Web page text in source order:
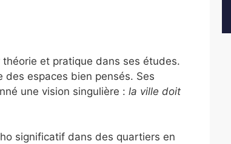
théorie et pratique dans ses études.
des espaces bien pensés. Ses
une vision singulière : la ville doit
significatif dans des quartiers en